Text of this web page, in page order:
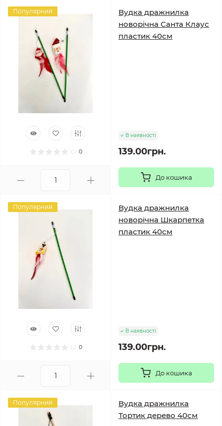
Популярний
0
Вудка дражнилка
новорічна Санта Клаус
пластик 40см
В наявності
139.00грн.
До кошика
Популярний
0
Вудка дражнилка
новорічна Шкарпетка
пластик 40см
В наявності
139.00грн.
До кошика
Популярний
Вудка дражнилка
Тортик дерево 40см